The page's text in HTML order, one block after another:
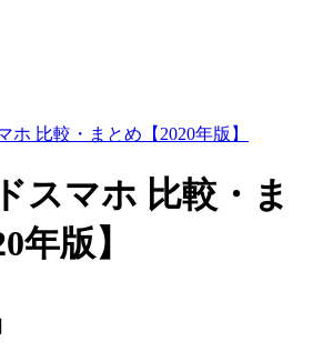
ホ 比較・まとめ【2020年版】
スマホ 比較・ま
年版】